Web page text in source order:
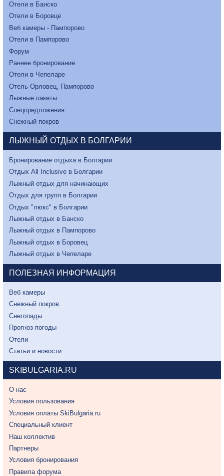
Отели в Банско
Отели в Боровце
Веб камеры - Пампорово
Отели в Пампорово
Форум
Раннее бронирование
Отели в Чепеларе
Отель Орловец, Пампорово
Лыжные пакеты
Спецпредложения
Снежный покров
ЛЫЖНЫЙ ОТДЫХ В БОЛГАРИИ
Бронирование отдыха в Болгарии
Отдых All Inclusive в Болгарии
Лыжный отдых для начинающих
Отдых для групп в Болгарии
Отдых "люкс" в Болгарии
Лыжный отдых в Банско
Лыжный отдых в Пампорово
Лыжный отдых в Боровец
Лыжный отдых в Чепеларе
ПОЛЕЗНАЯ ИНФОРМАЦИЯ
Веб камеры
Снежный покров
Снегопады
Прогноз погоды
Отели
Статьи и новости
SKIBULGARIA.RU
О нас
Условия пользования
Условия оплаты SkiBulgaria.ru
Специальный клиент
Наш коллектив
Партнеры
Условия бронирования
Правила форума